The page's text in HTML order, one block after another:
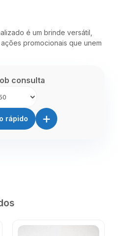
é um brinde versátil,
promocionais que unem
consulta
rápido +